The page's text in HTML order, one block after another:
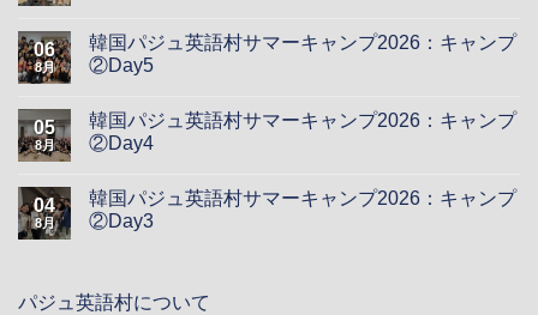
06
8月
韓国パジュ英語村サマーキャンプ2026：キャンプ
②Day5
05
8月
韓国パジュ英語村サマーキャンプ2026：キャンプ
②Day4
04
8月
韓国パジュ英語村サマーキャンプ2026：キャンプ
②Day3
パジュ英語村について